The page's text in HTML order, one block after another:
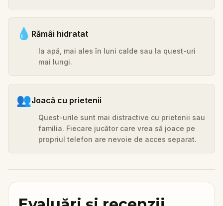
💧 Rămâi hidratat
Ia apă, mai ales în luni calde sau la quest-uri
mai lungi.
👥Joacă cu prietenii
Quest-urile sunt mai distractive cu prietenii sau
familia. Fiecare jucător care vrea să joace pe
propriul telefon are nevoie de acces separat.